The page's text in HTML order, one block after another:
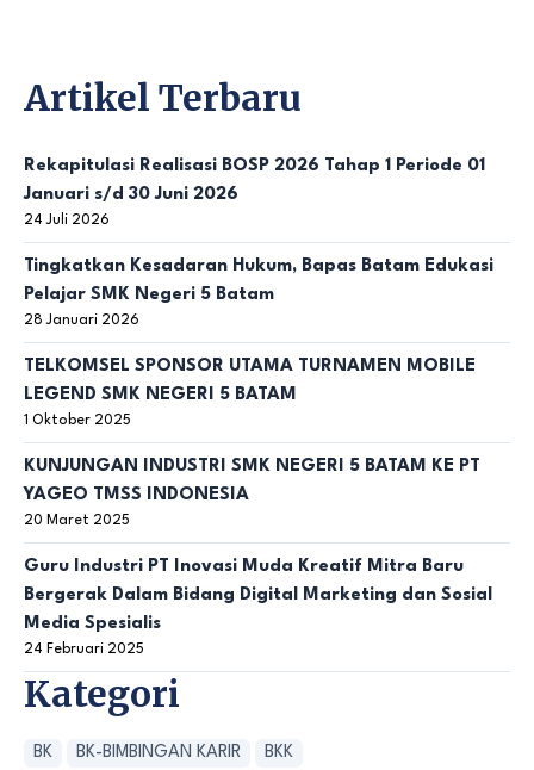
Artikel Terbaru
Rekapitulasi Realisasi BOSP 2026 Tahap 1 Periode 01
Januari s/d 30 Juni 2026
24 Juli 2026
Tingkatkan Kesadaran Hukum, Bapas Batam Edukasi
Pelajar SMK Negeri 5 Batam
28 Januari 2026
TELKOMSEL SPONSOR UTAMA TURNAMEN MOBILE
LEGEND SMK NEGERI 5 BATAM
1 Oktober 2025
KUNJUNGAN INDUSTRI SMK NEGERI 5 BATAM KE PT
YAGEO TMSS INDONESIA
20 Maret 2025
Guru Industri PT Inovasi Muda Kreatif Mitra Baru
Bergerak Dalam Bidang Digital Marketing dan Sosial
Media Spesialis
24 Februari 2025
Kategori
BK BK-BIMBINGAN KARIR BKK